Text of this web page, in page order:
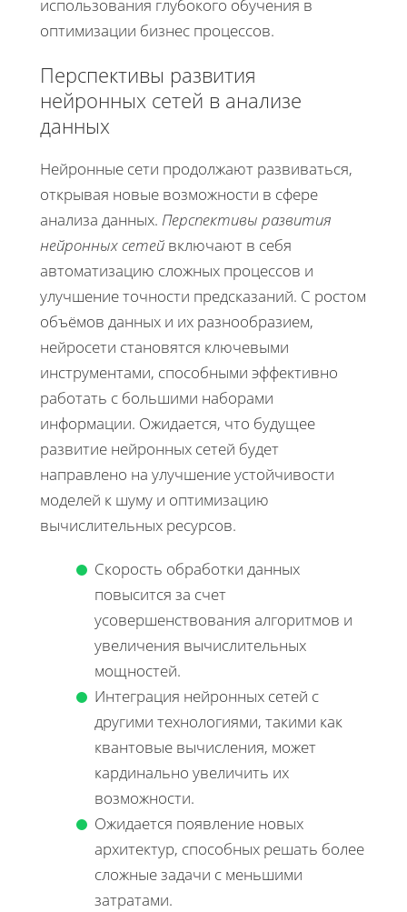
использования глубокого обучения в
оптимизации бизнес процессов.
Перспективы развития
нейронных сетей в анализе
данных
Нейронные сети продолжают развиваться,
открывая новые возможности в сфере
анализа данных. Перспективы развития
нейронных сетей включают в себя
автоматизацию сложных процессов и
улучшение точности предсказаний. С ростом
объёмов данных и их разнообразием,
нейросети становятся ключевыми
инструментами, способными эффективно
работать с большими наборами
информации. Ожидается, что будущее
развитие нейронных сетей будет
направлено на улучшение устойчивости
моделей к шуму и оптимизацию
вычислительных ресурсов.
Скорость обработки данных
повысится за счет
усовершенствования алгоритмов и
увеличения вычислительных
мощностей.
Интеграция нейронных сетей с
другими технологиями, такими как
квантовые вычисления, может
кардинально увеличить их
возможности.
Ожидается появление новых
архитектур, способных решать более
сложные задачи с меньшими
затратами.